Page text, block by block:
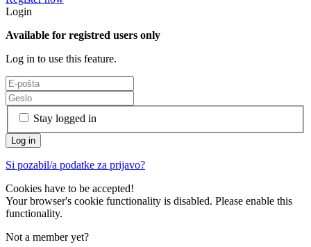
Login
Available for registred users only
Log in to use this feature.
Stay logged in
Si pozabil/a podatke za prijavo?
Cookies have to be accepted!
Your browser's cookie functionality is disabled. Please enable this
functionality.
Not a member yet?